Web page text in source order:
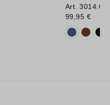
Art. 3014.01
99,95 €
Verfügbare